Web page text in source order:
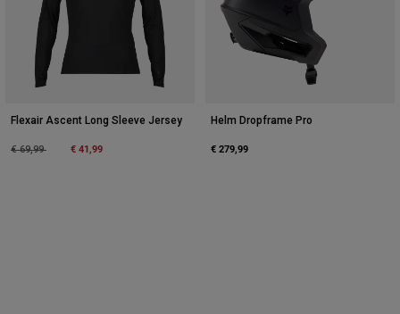
Flexair Ascent Long Sleeve Jersey
Price reduced from
€ 69,99to € 41,99
Helm Dropframe Pro
€ 279,99